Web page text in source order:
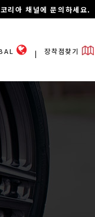
리아 채널에 문의하세요.
ㅣ장착점찾기